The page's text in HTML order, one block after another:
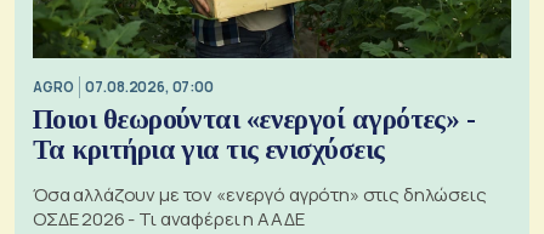
AGRO 07.08.2026, 07:00
Ποιοι θεωρούνται «ενεργοί αγρότες» -
Τα κριτήρια για τις ενισχύσεις
Όσα αλλάζουν με τον «ενεργό αγρότη» στις δηλώσεις
ΟΣΔΕ 2026 - Τι αναφέρει η ΑΑΔΕ